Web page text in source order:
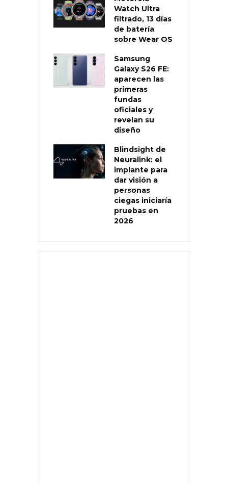
Watch Ultra
filtrado, 13 días
de batería
sobre Wear OS
Samsung
Galaxy S26 FE:
aparecen las
primeras
fundas
oficiales y
revelan su
diseño
Blindsight de
Neuralink: el
implante para
dar visión a
personas
ciegas iniciaría
pruebas en
2026